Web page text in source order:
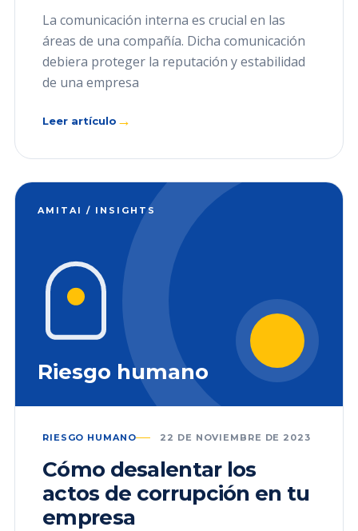
La comunicación interna es crucial en las
áreas de una compañía. Dicha comunicación
debiera proteger la reputación y estabilidad
de una empresa
Leer artículo →
AMITAI / INSIGHTS
Riesgo humano
RIESGO HUMANO 22 DE NOVIEMBRE DE 2023
Cómo desalentar los
actos de corrupción en tu
empresa